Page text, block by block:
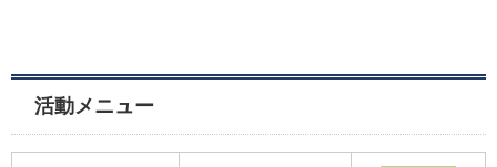
活動メニュー